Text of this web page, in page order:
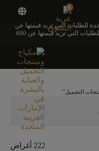
للطلبات التي تزيد قيمتها عن
250 درهمًا إماراتيًا. شحن مجاني عالميًا للطلبات التي تزيد قيمتها عن 600
التجميل”
222 أغراض
0